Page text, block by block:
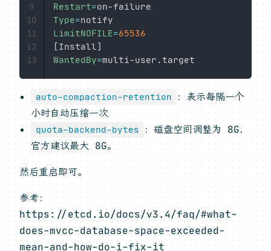
Restart=
Type=
LimitNOFILE=65536
[Install]
WantedBy=
9
10
11
12
13
auto-compaction-retention
：表示每隔一个
小时自动压缩一次
quota-backend-bytes
：磁盘空间调整为 8G，
官方建议最大 8G。
然后重启即可。
参考：
https://etcd.io/docs/v3.4/faq/#what-
does-mvcc-database-space-exceeded-
mean-and-how-do-i-fix-it